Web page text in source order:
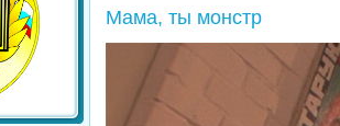
Мама, ты монстр